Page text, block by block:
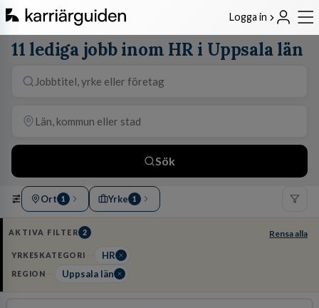
Logga in
11 lediga jobb inom HR i Uppsala län
Sök
Ort 1 Yrke 1
AKTIVA FILTER 2 Rensa alla
YRKESKATEGORI HR
REGION Uppsala län